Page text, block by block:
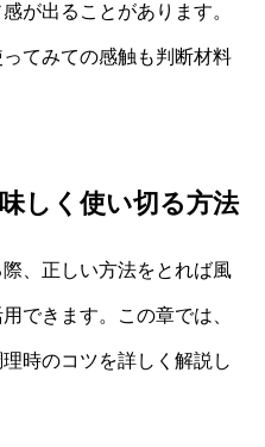
が出ることがあります。
てみての感触も判断材料
しく使い切る方法
、正しい方法をとれば風
できます。この章では、
時のコツを詳しく解説し